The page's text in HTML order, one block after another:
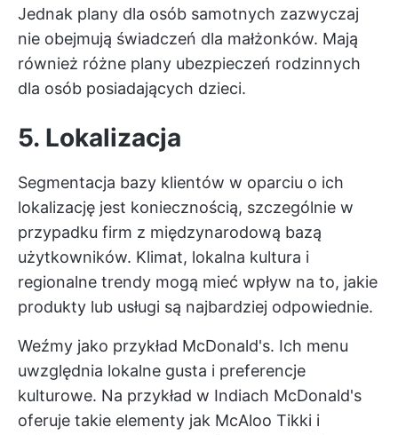
Jednak plany dla osób samotnych zazwyczaj
nie obejmują świadczeń dla małżonków. Mają
również różne plany ubezpieczeń rodzinnych
dla osób posiadających dzieci.
5. Lokalizacja
Segmentacja bazy klientów w oparciu o ich
lokalizację jest koniecznością, szczególnie w
przypadku firm z międzynarodową bazą
użytkowników. Klimat, lokalna kultura i
regionalne trendy mogą mieć wpływ na to, jakie
produkty lub usługi są najbardziej odpowiednie.
Weźmy jako przykład McDonald's. Ich menu
uwzględnia lokalne gusta i preferencje
kulturowe. Na przykład w Indiach McDonald's
oferuje takie elementy jak McAloo Tikki i